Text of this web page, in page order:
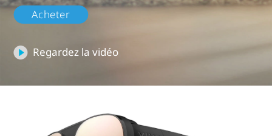
Acheter
Regardez la vidéo